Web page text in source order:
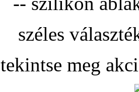
széles
tekintse meg